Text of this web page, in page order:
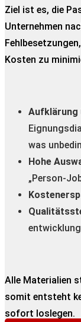
Ziel ist es, die
Unternehmen
Kosten zu
Aufklärung
was
Hohe
„Person-
Alle Materialien
somit entsteht
sofort loslegen.